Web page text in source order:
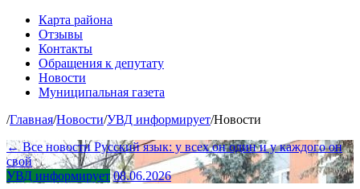
Карта района
Отзывы
Контакты
Обращения к депутату
Новости
Муниципальная газета
/Главная/Новости/УВД информирует/Новости
← Все новостиРусский язык: у всех он один и у каждого он
свой
УВД информирует 08.06.2026